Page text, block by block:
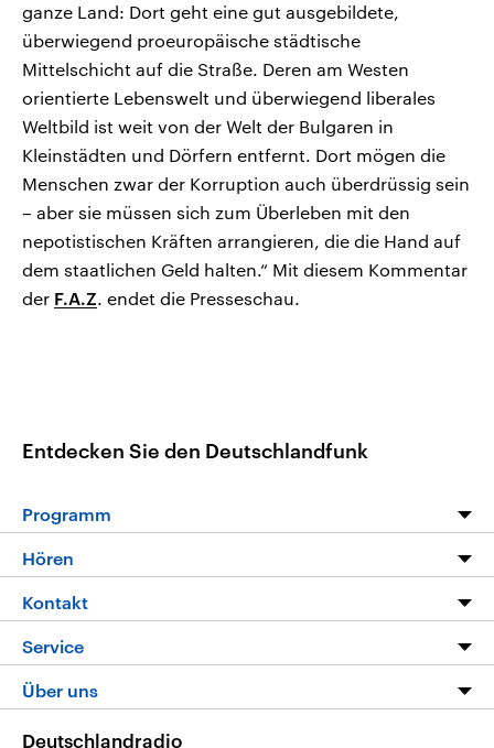
ganze Land: Dort geht eine gut ausgebildete,
überwiegend proeuropäische städtische
Mittelschicht auf die Straße. Deren am Westen
orientierte Lebenswelt und überwiegend liberales
Weltbild ist weit von der Welt der Bulgaren in
Kleinstädten und Dörfern entfernt. Dort mögen die
Menschen zwar der Korruption auch überdrüssig sein
– aber sie müssen sich zum Überleben mit den
nepotistischen Kräften arrangieren, die die Hand auf
dem staatlichen Geld halten.“ Mit diesem Kommentar
der F.A.Z. endet die Presseschau.
Entdecken Sie den Deutschlandfunk
Programm
Programm
Die Nachrichten
Nachrichtenleicht
Neue Beiträge auf dlf.de
Hören
Livestream
Podcasts
Deutschlandfunk App
Nachrichten App
Kontakt
Hörerservice
Service
FAQ
Über uns
Deutschlandradio